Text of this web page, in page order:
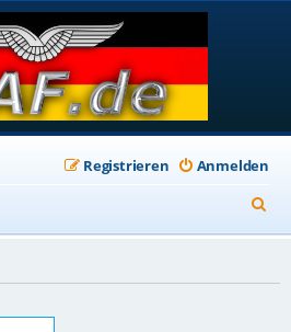
Anmelden
Registrieren
u